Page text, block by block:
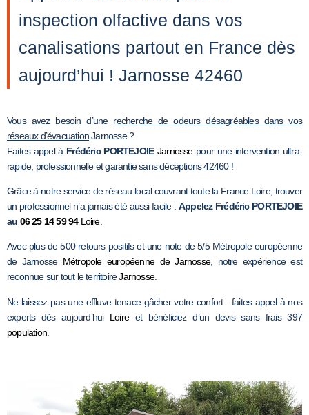
inspection olfactive dans vos
canalisations partout en France dès
aujourd’hui ! Jarnosse 42460
Vous avez besoin d’une recherche de odeurs désagréables dans vos
réseaux d’évacuationJarnosse ?
Faites appel à Frédéric PORTEJOIE Jarnossepour une intervention ultra-
rapide, professionnelle et garantie sans déceptions 42460 !
Grâce à notre service de réseau local couvrant toute la France Loire, trouver
un professionnel n’a jamais été aussi facile : Appelez Frédéric PORTEJOIE
au 06 25 14 59 94 Loire.
Avec plus de 500 retours positifs et une note de 5/5 Métropole européenne
de Jarnosse Métropole européenne de Jarnosse, notre expérience est
reconnue sur tout le territoireJarnosse.
Ne laissez pas une effluve tenace gâcher votre confort : faites appel à nos
experts dès aujourd’hui Loireet bénéficiez d’un devis sans frais 397
population